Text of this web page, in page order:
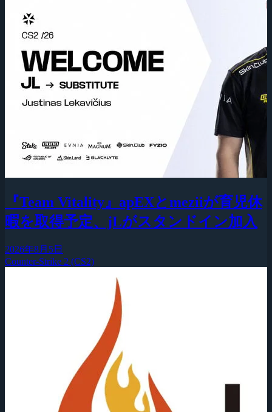
『Team Vitality』apEXとmeziiが育児休
暇を取得予定、jLがスタンドイン加入
2026年8月5日
Counter-Strike 2 (CS2)